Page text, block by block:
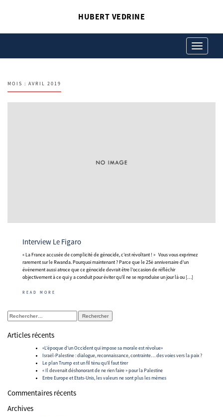
HUBERT VEDRINE
Toggle
navigation
MOIS : AVRIL 2019
Interview Le Figaro
« La France accusée de complicité de génocide, c’est révoltant ! » Vous vous exprimez
rarement sur le Rwanda. Pourquoi maintenant ? Parce que le 25è anniversaire d’un
événement aussi atroce que ce génocide devrait être l’occasion de réfléchir
objectivement à ce qui y a conduit pour éviter qu’il ne se reproduise un jour là ou […]
READ MORE
Rechercher :
Articles récents
«L’époque d’un Occident qui impose sa morale est révolue»
Israël-Palestine : dialogue, reconnaissance, contrainte… des voies vers la paix ?
Le plan Trump est un fil ténu qu’il faut tirer
« Il devenait déshonorant de ne rien faire » pour la Palestine
Entre Europe et Etats-Unis, les valeurs ne sont plus les mêmes
Commentaires récents
Archives